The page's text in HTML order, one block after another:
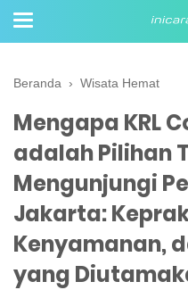
Beranda › Wisata Hemat
Mengapa KRL
adalah Pilihan
Mengunjungi
Jakarta:
Kenyamanan,
yang